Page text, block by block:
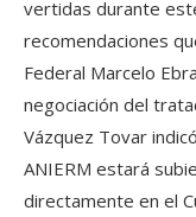
vertidas durante
recomendaciones
Federal Marcelo
negociación del
Vázquez Tovar
ANIERM estará
directamente en el